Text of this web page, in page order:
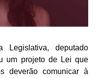
Legislativa, deputado
um projeto de Lei que
deverão comunicar à